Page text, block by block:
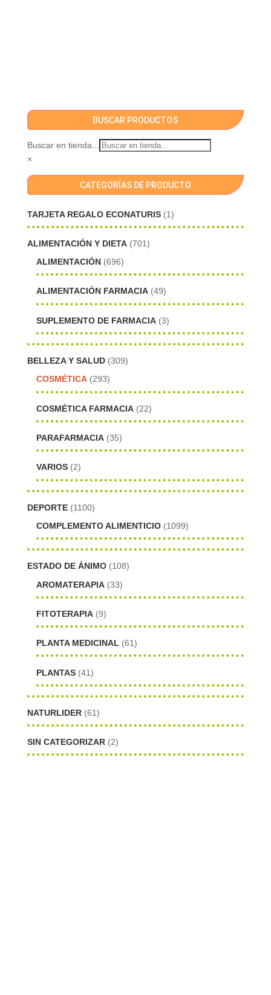
BUSCAR PRODUCTOS
Buscar en tienda...
×
CATEGORÍAS DE PRODUCTO
TARJETA REGALO ECONATURIS (1)
ALIMENTACIÓN Y DIETA (701)
ALIMENTACIÓN (696)
ALIMENTACIÓN FARMACIA (49)
SUPLEMENTO DE FARMACIA (3)
BELLEZA Y SALUD (309)
COSMÉTICA (293)
COSMÉTICA FARMACIA (22)
PARAFARMACIA (35)
VARIOS (2)
DEPORTE (1100)
COMPLEMENTO ALIMENTICIO (1099)
ESTADO DE ÁNIMO (108)
AROMATERAPIA (33)
FITOTERAPIA (9)
PLANTA MEDICINAL (61)
PLANTAS (41)
NATURLIDER (61)
SIN CATEGORIZAR (2)